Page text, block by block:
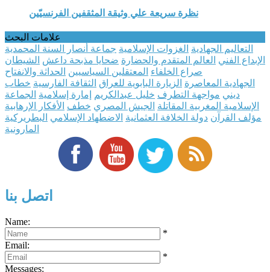
نظرة سريعة علي وثيقة المثقفين الفرنسيّين
علامات البحث
التعاليم الجهادية الغزوات الإسلامية جماعة أنصار السنة المحمدية
الإبداع الفني العالم المتقدم والحضارة ضحايا مذبحة داعش الشيطان
صراع الخلفاء المعتقلين السياسيين الحداثة والانفتاح
الجهادية المعاصرة الزيارة البابوية للعراق الثقافة الفارسية خطاب
ديني مواجهة التطرف خليل عبدالكريم إمارة إسلامية الجماعة
الإسلامية المغربية المقاتلة الجيش المصري خطف الأفكار الإرهابية
مؤلف القرآن دولة الخلافة العثمانية الاضطهاد الإسلامي البطريركية
المارونية
اتصل بنا
Name:
*
Email:
*
Messages: